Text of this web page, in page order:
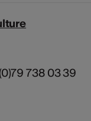
738 03 39